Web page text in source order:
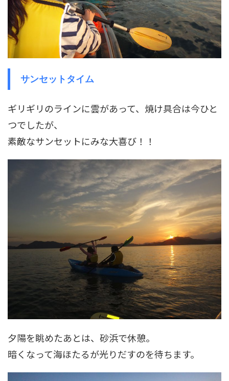
サンセットタイム
ギリギリのラインに雲があって、焼け具合は今ひと
つでしたが、
素敵なサンセットにみな大喜び！！
夕陽を眺めたあとは、砂浜で休憩。
暗くなって海ほたるが光りだすのを待ちます。